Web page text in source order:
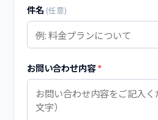
件名 (任意)
お問い合わせ内容